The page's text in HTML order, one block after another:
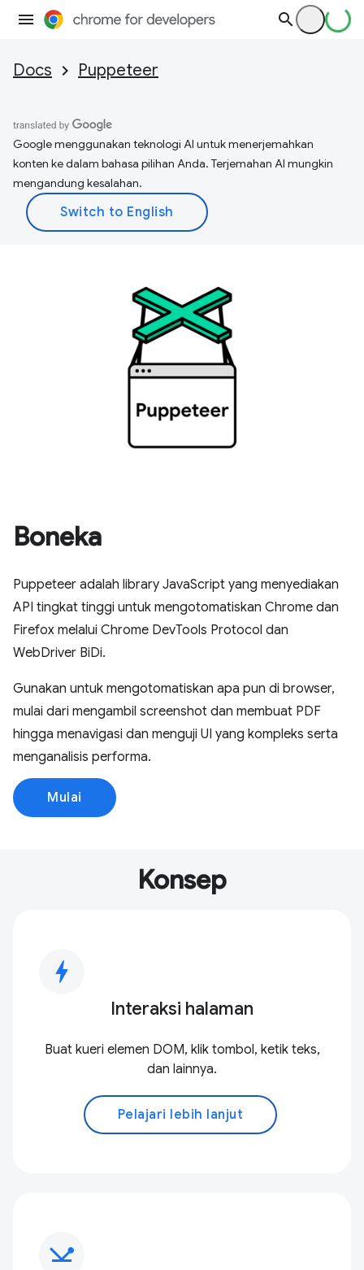
Docs Puppeteer
Google menggunakan teknologi AI untuk menerjemahkan
konten ke dalam bahasa pilihan Anda. Terjemahan AI mungkin
mengandung kesalahan.
Boneka
Puppeteer adalah library JavaScript yang menyediakan
API tingkat tinggi untuk mengotomatiskan Chrome dan
Firefox melalui Chrome DevTools Protocol dan
WebDriver BiDi.
Gunakan untuk mengotomatiskan apa pun di browser,
mulai dari mengambil screenshot dan membuat PDF
hingga menavigasi dan menguji UI yang kompleks serta
menganalisis performa.
Mulai
Konsep
bolt
Interaksi halaman
Buat kueri elemen DOM, klik tombol, ketik teks,
dan lainnya.
Pelajari lebih lanjut
network_ping